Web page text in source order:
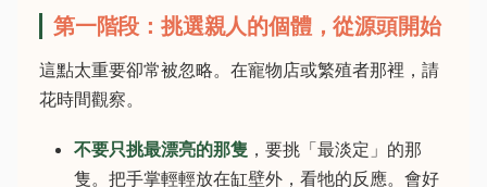
第一階段：挑選親人的個體，從源頭開始
這點太重要卻常被忽略。在寵物店或繁殖者那裡，請
花時間觀察。
不要只挑最漂亮的那隻 ，要挑「最淡定」的那
隻。把手掌輕輕放在缸壁外，看牠的反應。會好